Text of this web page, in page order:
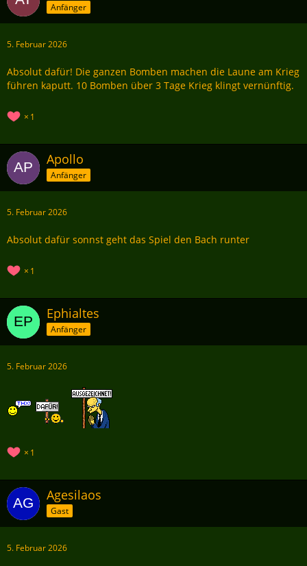
Anfänger
5. Februar 2026
Absolut dafür! Die ganzen Bomben machen die Laune am Krieg
führen kaputt. 10 Bomben über 3 Tage Krieg klingt vernünftig.
1
Apollo
Anfänger
5. Februar 2026
Absolut dafür sonnst geht das Spiel den Bach runter
1
Ephialtes
Anfänger
5. Februar 2026
1
Agesilaos
Gast
5. Februar 2026